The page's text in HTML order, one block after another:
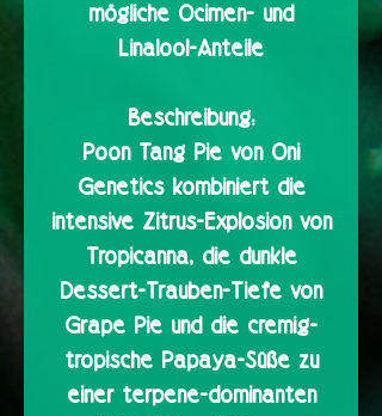
mögliche Ocimen- und
Linalool-Anteile
Beschreibung:
Poon Tang Pie von Oni
Genetics kombiniert die
intensive Zitrus-Explosion von
Tropicanna, die dunkle
Dessert-Trauben-Tiefe von
Grape Pie und die cremig-
tropische Papaya-Süße zu
einer terpene-dominanten